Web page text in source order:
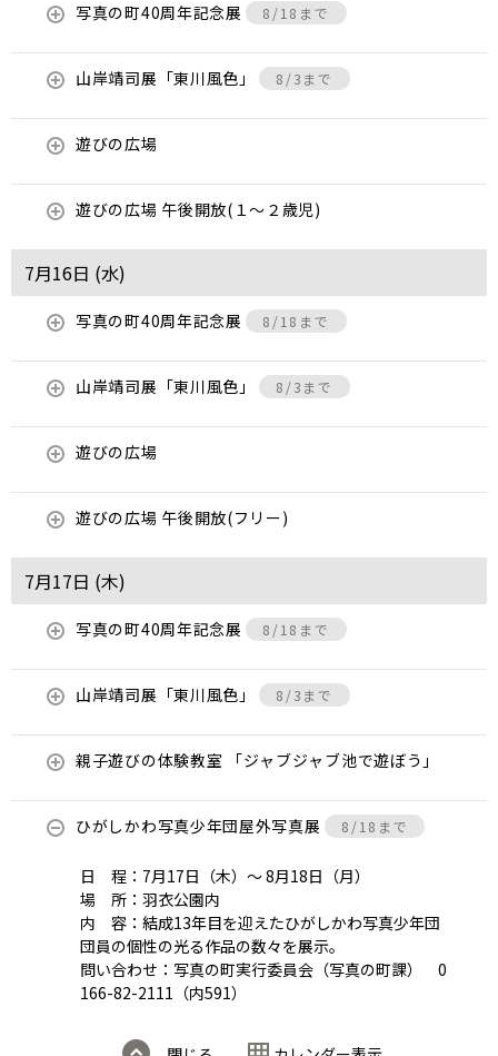
写真の町40周年記念展 8/18まで
山岸靖司展「東川風色」 8/3まで
遊びの広場
遊びの広場 午後開放(１～２歳児)
7月16日 (水)
写真の町40周年記念展 8/18まで
山岸靖司展「東川風色」 8/3まで
遊びの広場
遊びの広場 午後開放(フリー)
7月17日 (木)
写真の町40周年記念展 8/18まで
山岸靖司展「東川風色」 8/3まで
親子遊びの体験教室 「ジャブジャブ池で遊ぼう」
ひがしかわ写真少年団屋外写真展 8/18まで
日 程：7月17日（木）～ 8月18日（月）
場 所：羽衣公園内
内 容：結成13年目を迎えたひがしかわ写真少年団
団員の個性の光る作品の数々を展示。
問い合わせ：写真の町実行委員会（写真の町課） 0
166-82-2111（内591）